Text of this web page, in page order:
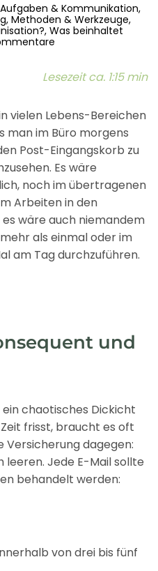
Aufgaben & Kommunikation,
, Methoden & Werkzeuge,
, Was beinhaltet
leerer
der
AGILEMENT
LEAD-
Lesezeit ca. 1:15 min
vielen Lebens-Bereichen
man im Büro morgens
Post-Eingangskorb zu
Es wäre
noch im übertragenen
Arbeiten in den
wäre auch niemandem
als einmal oder im
am Tag durchzuführen.
und
ein chaotisches Dickicht
frisst, braucht es oft
Versicherung dagegen:
leeren. Jede E-Mail sollte
behandelt werden:
von drei bis fünf